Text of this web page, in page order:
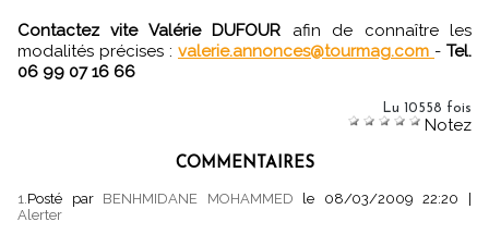
Contactez vite Valérie DUFOUR afin de connaître les
modalités précises : valerie.annonces@tourmag.com - Tel.
06 99 07 16 66
Lu 10558 fois
Notez
COMMENTAIRES
1. Posté par BENHMIDANE MOHAMMED le 08/03/2009 22:20 |
Alerter